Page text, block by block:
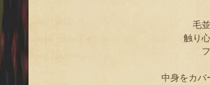
毛
触り
中身をカバ